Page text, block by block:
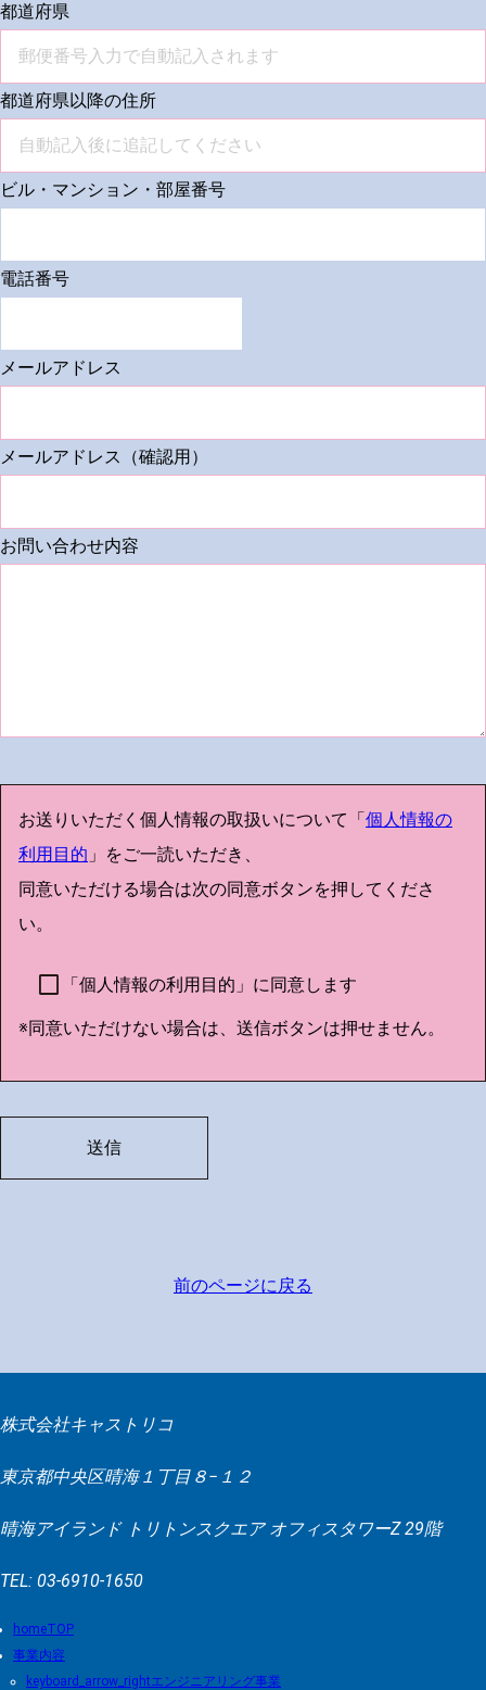
都道府県
都道府県以降の住所
ビル・マンション・部屋番号
電話番号
メールアドレス
メールアドレス（確認用）
お問い合わせ内容
お送りいただく個人情報の取扱いについて「 個人情報の
利用目的 」をご一読いただき、
同意いただける場合は次の同意ボタンを押してくださ
い。
「個人情報の利用目的」に同意します
※同意いただけない場合は、送信ボタンは押せません。
前のページに戻る
株式会社キャストリコ
東京都中央区晴海１丁目８−１２
晴海アイランド トリトンスクエア オフィスタワーZ 29階
TEL: 03-6910-1650
TOP
事業内容
エンジニアリング事業